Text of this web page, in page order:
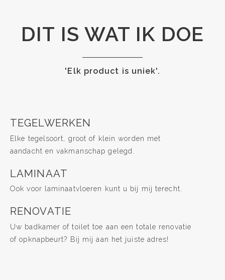
DIT IS WAT IK DOE
'Elk product is uniek'.
TEGELWERKEN
Elke tegelsoort, groot of klein worden met
aandacht en vakmanschap gelegd.
LAMINAAT
Ook voor laminaatvloeren kunt u bij mij terecht.
RENOVATIE
Uw badkamer of toilet toe aan een totale renovatie
of opknapbeurt? Bij mij aan het juiste adres!